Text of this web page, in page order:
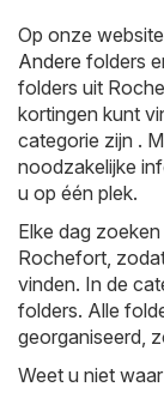
Op onze
Andere folders
folders uit
kortingen kunt
categorie zijn .
noodzakelijke
u op één plek.
Elke dag
Rochefort,
vinden. In de
folders. Alle
georganiseerd,
Weet u niet